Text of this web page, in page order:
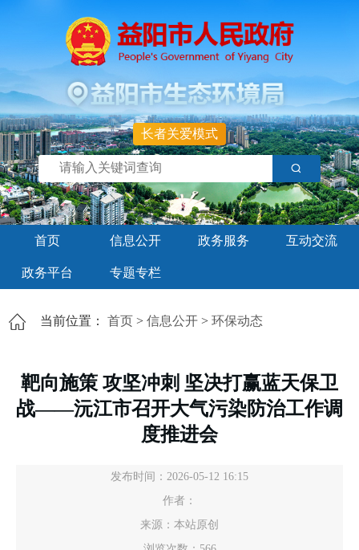
长者关爱模式
首页 信息公开 政务服务 互动交流
政务平台 专题专栏
当前位置： 首页 > 信息公开 > 环保动态
靶向施策 攻坚冲刺 坚决打赢蓝天保卫
战——沅江市召开大气污染防治工作调
度推进会
发布时间：2026-05-12 16:15
作者：
来源：本站原创